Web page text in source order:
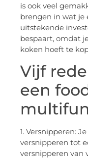
is ook veel
brengen in wat je
uitstekende
bespaart, omdat
koken hoeft te
Vijf
een
1. Versnipperen:
versnipperen tot
versnipperen van